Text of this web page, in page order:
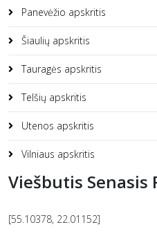
Panevėžio apskritis
Šiaulių apskritis
Tauragės apskritis
Telšių apskritis
Utenos apskritis
Vilniaus apskritis
Viešbutis Senasis
[55.10378, 22.01152]